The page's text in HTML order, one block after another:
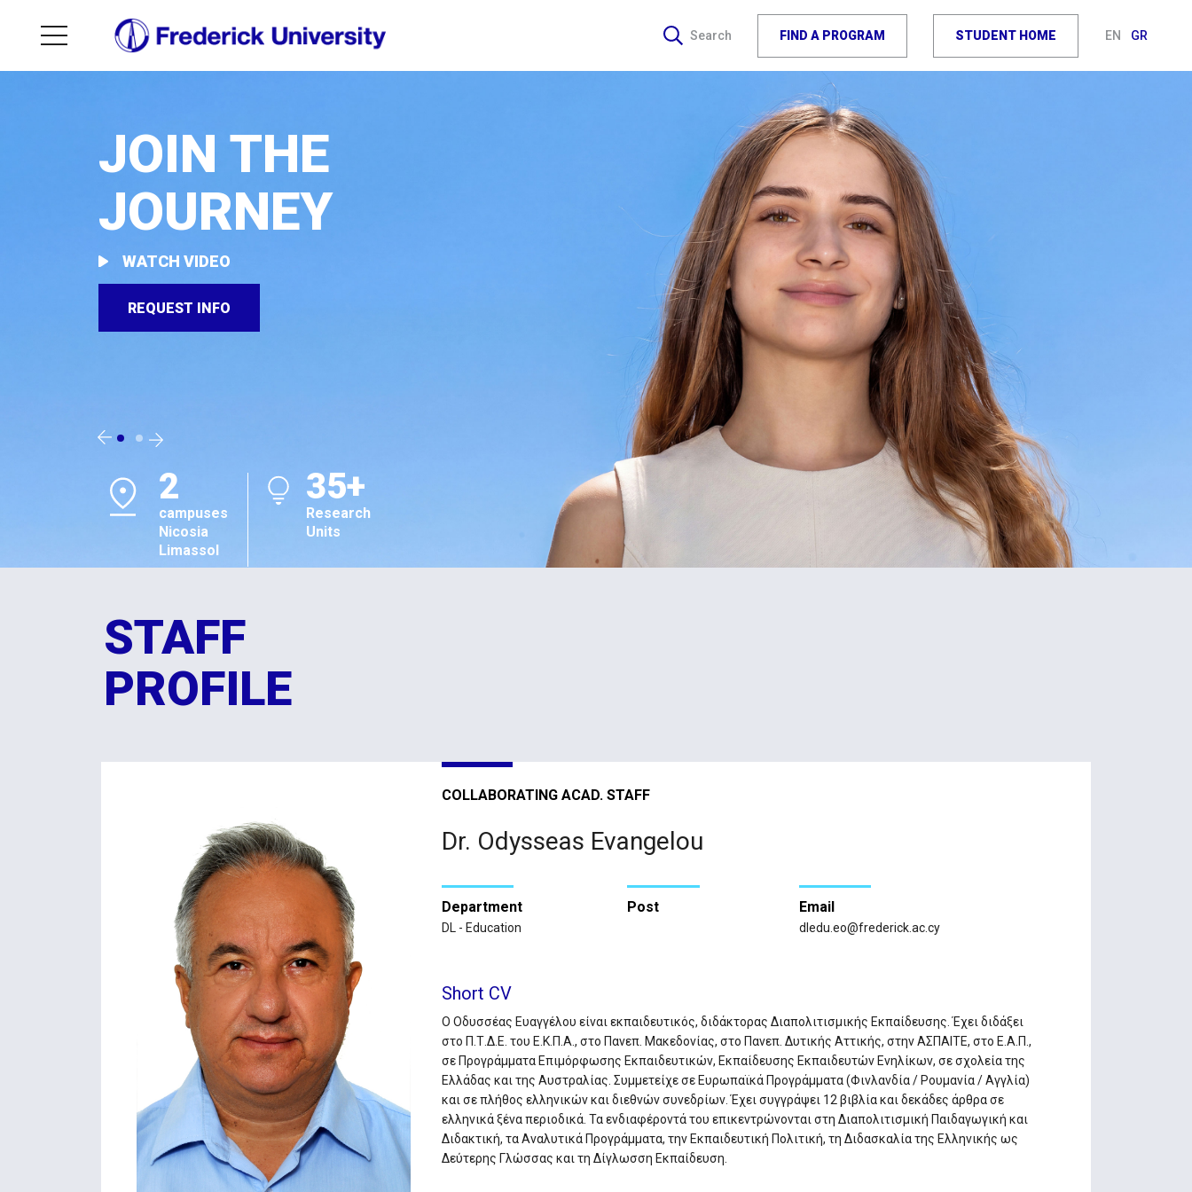
Search FIND A PROGRAM STUDENT HOME EN GR
JOIN THE
JOURNEY
WATCH VIDEO
REQUEST INFO
2
campuses
Nicosia
Limassol
35+
Research
Units
#1
in Cyprus
Sustainability
Ratings 2026
Ratings 2026
5
Schools
STAFF
PROFILE
COLLABORATING ACAD. STAFF
Dr. Odysseas Evangelou
Department
DL - Education
Post Email
dledu.eo@frederick.ac.cy
Short CV
Ο Οδυσσέας Ευαγγέλου είναι εκπαιδευτικός, διδάκτορας Διαπολιτισμικής Εκπαίδευσης. Έχει διδάξει
στο Π.Τ.Δ.Ε. του Ε.Κ.Π.Α., στο Πανεπ. Μακεδονίας, στο Πανεπ. Δυτικής Αττικής, στην ΑΣΠΑΙΤΕ, στο E.A.Π.,
σε Προγράμματα Επιμόρφωσης Εκπαιδευτικών, Εκπαίδευσης Εκπαιδευτών Ενηλίκων, σε σχολεία της
Ελλάδας και της Αυστραλίας. Συμμετείχε σε Ευρωπαϊκά Προγράμματα (Φινλανδία / Ρουμανία / Αγγλία)
και σε πλήθος ελληνικών και διεθνών συνεδρίων. Έχει συγγράψει 12 βιβλία και δεκάδες άρθρα σε
ελληνικά ξένα περιοδικά. Τα ενδιαφέροντά του επικεντρώνονται στη Διαπολιτισμική Παιδαγωγική και
Διδακτική, τα Αναλυτικά Προγράμματα, την Εκπαιδευτική Πολιτική, τη Διδασκαλία της Ελληνικής ως
Δεύτερης Γλώσσας και τη Δίγλωσση Εκπαίδευση.